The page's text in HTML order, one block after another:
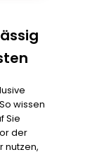
wissen
Sie
der
nutzen,